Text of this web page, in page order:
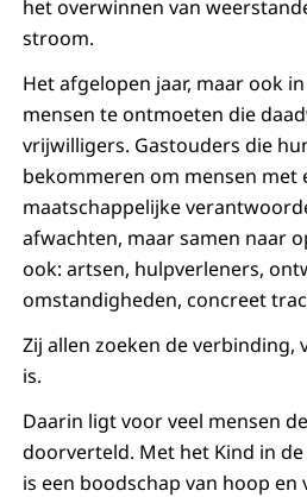
het overwinnen van
stroom.
Het afgelopen jaar, maar ook
mensen te ontmoeten die
vrijwilligers. Gastouders die
bekommeren om mensen met
maatschappelijke
afwachten, maar samen naar
ook: artsen, hulpverleners,
omstandigheden, concreet
Zij allen zoeken de
is.
Daarin ligt voor veel mensen
doorverteld. Met het Kind in
is een boodschap van hoop